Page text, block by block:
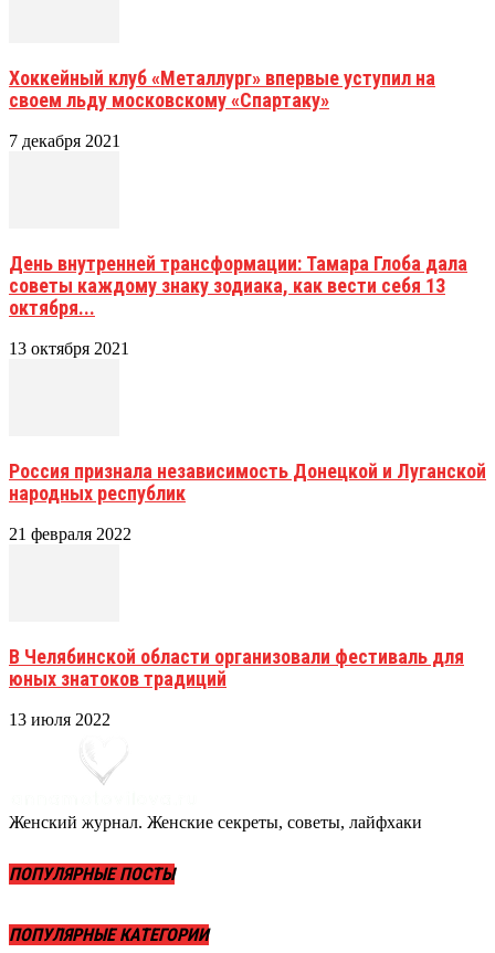
Хоккейный клуб «Металлург» впервые уступил на
своем льду московскому «Спартаку»
7 декабря 2021
День внутренней трансформации: Тамара Глоба дала
советы каждому знаку зодиака, как вести себя 13
октября...
13 октября 2021
Россия признала независимость Донецкой и Луганской
народных республик
21 февраля 2022
В Челябинской области организовали фестиваль для
юных знатоков традиций
13 июля 2022
Женский журнал. Женские секреты, советы, лайфхаки
ПОПУЛЯРНЫЕ ПОСТЫ
ПОПУЛЯРНЫЕ КАТЕГОРИИ